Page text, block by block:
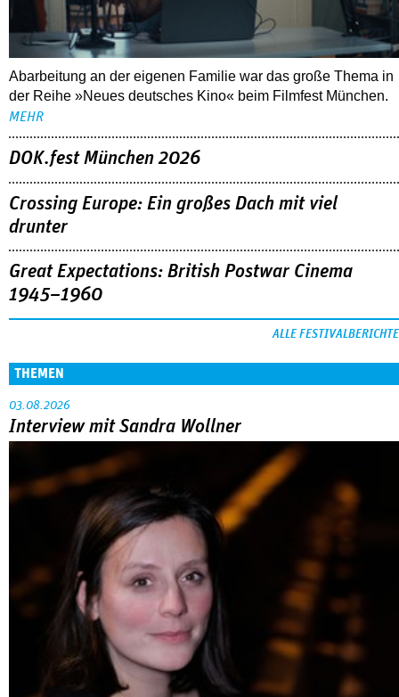
DOK.fest München 2026
Crossing Europe: Ein großes Dach mit viel
drunter
Great Expectations: British Postwar Cinema
1945–1960
ALLE FESTIVALBERICHTE
03.08.2026
Interview mit Sandra Wollner
Sandra Wollners »Everytime« war einer der großen Erfolge
von Cannes: eine eigenwillige, lyrische Reflexion über eine ­
Familie, die aus der Bahn geworfen wird … Die Regisseurin
im Gespräch mit Anke Sterneborg.